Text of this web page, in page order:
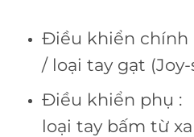
Điều khiển
/ loại tay gạt
Điều khiển
loại tay bấm từ